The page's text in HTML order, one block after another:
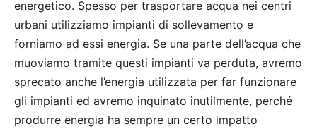
energetico. Spesso per trasportare acqua nei centri
urbani utilizziamo impianti di sollevamento e
forniamo ad essi energia. Se una parte dell’acqua che
muoviamo tramite questi impianti va perduta, avremo
sprecato anche l’energia utilizzata per far funzionare
gli impianti ed avremo inquinato inutilmente, perché
produrre energia ha sempre un certo impatto